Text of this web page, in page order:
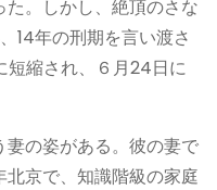
。しかし、絶頂のさな
14年の刑期を言い渡さ
短縮され、６月24日に
の姿がある。彼の妻で
京で、知識階級の家庭